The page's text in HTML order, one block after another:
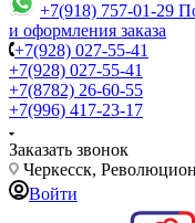
+7(918) 757-01-29
и оформления заказа
+7(928) 027-55-41
+7(928) 027-55-41
+7(8782) 26-60-55
+7(996) 417-23-17
Заказать звонок
Черкесск,
Войти